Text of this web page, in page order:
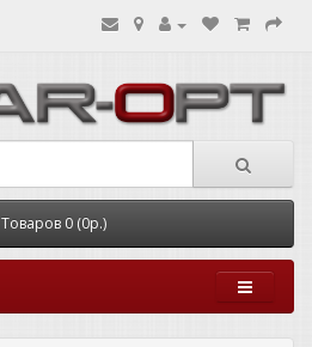
Товаров 0 (0р.)